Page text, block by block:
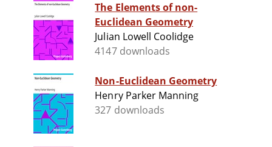
The Elements of non-
Euclidean Geometry
Julian Lowell Coolidge
4147 downloads
Non-Euclidean Geometry
Henry Parker Manning
327 downloads